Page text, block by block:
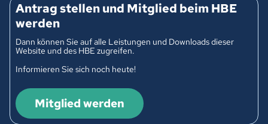
Antrag stellen und Mitglied beim HBE
werden
Dann können Sie auf alle Leistungen und Downloads dieser
Website und des HBE zugreifen.
Informieren Sie sich noch heute!
Mitglied werden